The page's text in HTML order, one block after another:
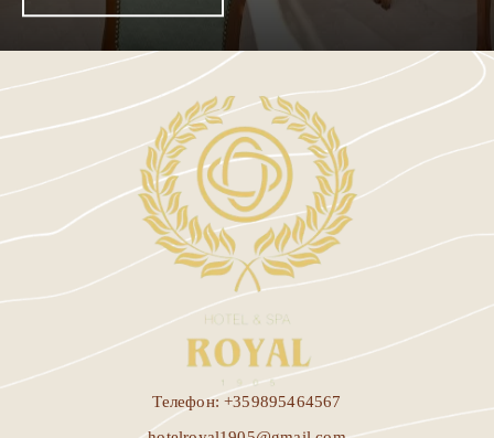
Телефон: +359895464567